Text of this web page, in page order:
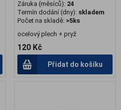
Záruka (měsíců): 24
Termín dodání (dny): skladem
Počet na skladě: >5ks
ocelový plech + pryž
120 Kč
Přidat do košíku